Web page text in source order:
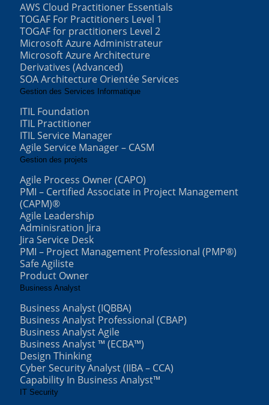
AWS Cloud Practitioner Essentials
TOGAF For Practitioners Level 1
TOGAF for practitioners Level 2
Microsoft Azure Administrateur
Microsoft Azure Architecture
Derivatives (Advanced)
SOA Architecture Orientée Services
Gestion des Services Informatique
ITIL Foundation
ITIL Practitioner
ITIL Service Manager
Agile Service Manager – CASM
Gestion des projets
Agile Process Owner (CAPO)
PMI – Certified Associate in Project Management
(CAPM)®
Agile Leadership
Adminisration Jira
Jira Service Desk
PMI – Project Management Professional (PMP®)
Safe Agiliste
Product Owner
Business Analyst
Business Analyst (IQBBA)
Business Analyst Professional (CBAP)
Business Analyst Agile
Business Analyst ™ (ECBA™)
Design Thinking
Cyber Security Analyst (IIBA – CCA)
Capability In Business Analyst™
IT Security